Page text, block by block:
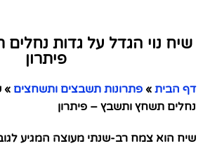
שיח נוי הגדל על גדות
פיתרון
דף הבית » פתרונות תשבצים ותשחצים »
נחלים תשחץ ותשבץ – פיתרון